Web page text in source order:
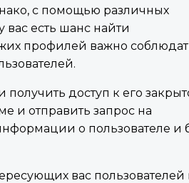
с помощью различных
есть шанс найти
профилей важно
получить доступ к его
и отправить запрос на
о пользователе и
вас пользователей